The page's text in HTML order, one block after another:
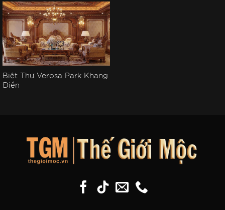
Biệt Thự Verosa Park Khang
Điền